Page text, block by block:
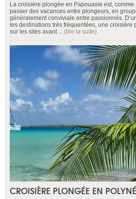
La croisière plongée en Papouasie est,
passer des vacances entre plongeurs, en
généralement conviviale entre passionnés.
les destinations très fréquentées, une croisière
sur les sites avant ... (lire la suite)
CROISIÈRE PLONGÉE EN